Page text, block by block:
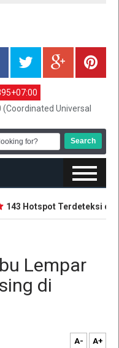
Universal
Hotspot Terdeteksi di
Lempar
di
A- A+